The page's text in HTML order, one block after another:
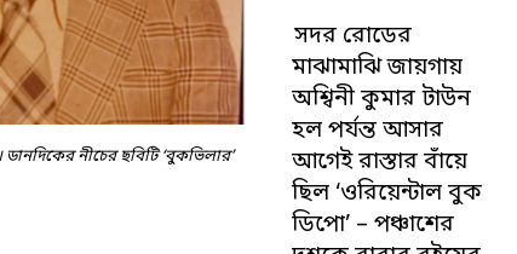
নীচের ছবিটি ‘বুকভিলার’
সদর রোডের
মাঝামাঝি জায়গায়
অশ্বিনী কুমার টাউন
হল পর্যন্ত আসার
আগেই রাস্তার বাঁয়ে
ছিল ‘ওরিয়েন্টাল বুক
ডিপো’ – পঞ্চাশের